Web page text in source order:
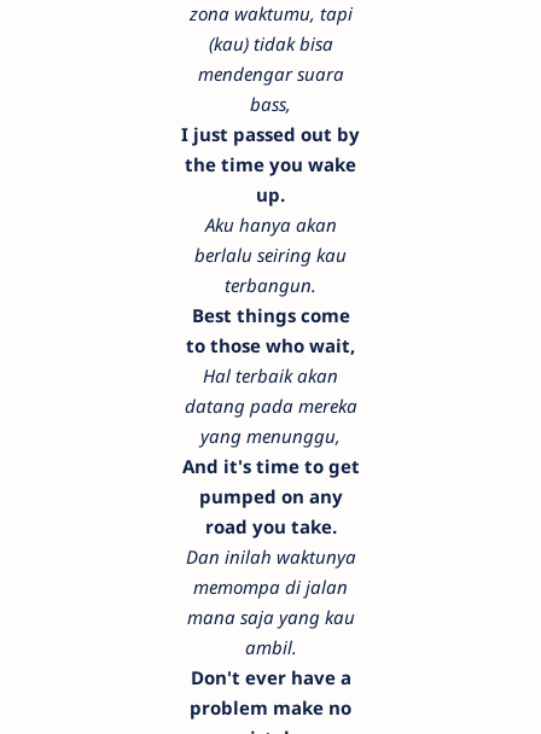
zona waktumu, tapi
(kau) tidak bisa
mendengar suara
bass,
I just passed out by
the time you wake
up.
Aku hanya akan
berlalu seiring kau
terbangun.
Best things come
to those who wait,
Hal terbaik akan
datang pada mereka
yang menunggu,
And it's time to get
pumped on any
road you take.
Dan inilah waktunya
memompa di jalan
mana saja yang kau
ambil.
Don't ever have a
problem make no